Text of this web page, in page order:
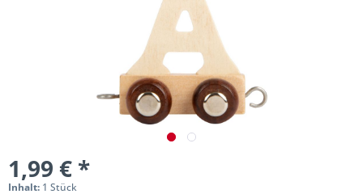
1,99 € *
Inhalt: 1 Stück